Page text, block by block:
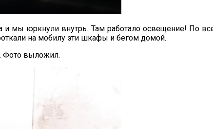
мы юркнули внутрь. Там работало освещение! По
на мобилу эти шкафы и бегом домой.
Фото выложил.